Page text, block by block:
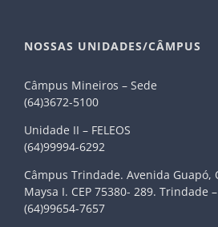
NOSSAS UNIDADES/CÂMPUS
Câmpus Mineiros – Sede
(64)3672-5100
Unidade II – FELEOS
(64)99994-6292
Câmpus Trindade. Avenida Guapó,
Maysa I. CEP 75380- 289. Trindade
(64)99654-7657